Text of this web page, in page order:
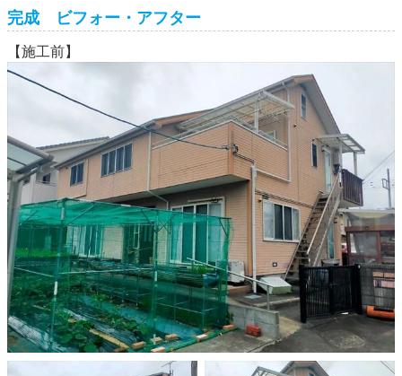
完成 ビフォー・アフター
【施工前】